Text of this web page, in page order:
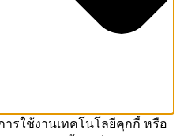
การใช้งานเทคโนโลยีคุกกี้ หรือ